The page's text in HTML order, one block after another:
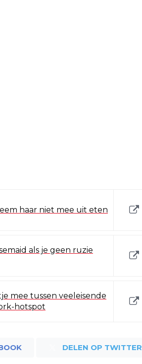
haar niet mee uit eten
als je geen ruzie
mee tussen veeleisende
hotspot
DELEN OP TWITTER